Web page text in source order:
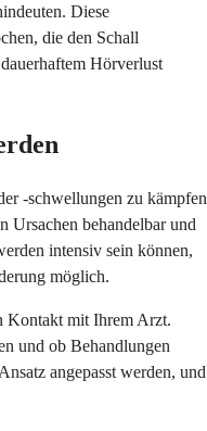
Diese
die den Schall
Hörverlust
-schwellungen zu kämpfen
Ursachen behandelbar und
intensiv sein können,
möglich.
Kontakt mit Ihrem Arzt.
und ob Behandlungen
angepasst werden, und